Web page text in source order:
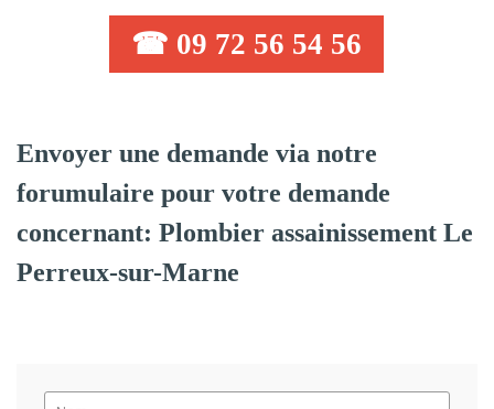
☎ 09 72 56 54 56
Envoyer une demande via notre
forumulaire pour votre demande
concernant: Plombier assainissement Le
Perreux-sur-Marne